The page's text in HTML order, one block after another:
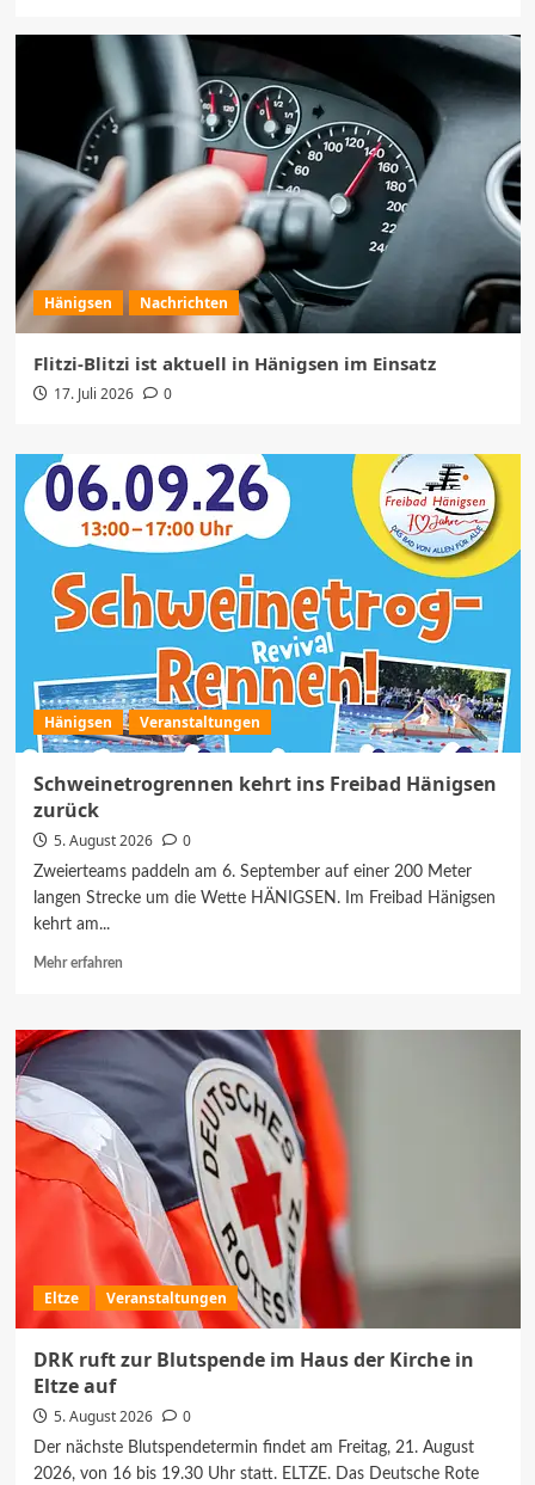
Hänigsen Nachrichten
Flitzi-Blitzi ist aktuell in Hänigsen im Einsatz
17. Juli 2026 0
Hänigsen Veranstaltungen
Schweinetrogrennen kehrt ins Freibad Hänigsen
zurück
5. August 2026 0
Zweierteams paddeln am 6. September auf einer 200 Meter
langen Strecke um die Wette HÄNIGSEN. Im Freibad Hänigsen
kehrt am...
Mehr erfahrenMehr
Schweinetrogrennen
kehrt
ins
Freibad
zurück
Eltze Veranstaltungen
DRK ruft zur Blutspende im Haus der Kirche in
Eltze auf
5. August 2026 0
Der nächste Blutspendetermin findet am Freitag, 21. August
2026, von 16 bis 19.30 Uhr statt. ELTZE. Das Deutsche Rote